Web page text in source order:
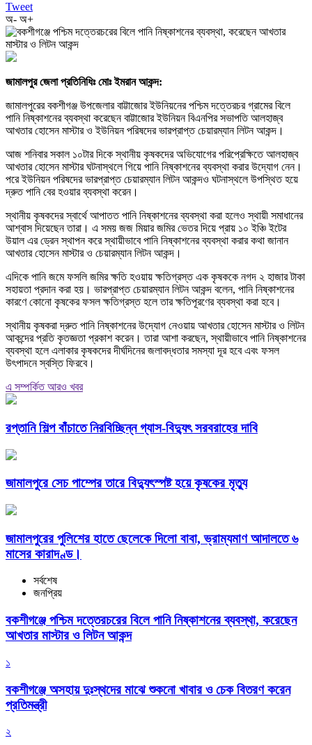
Tweet
অ- অ+
জামালপুর জেলা প্রতিনিধিঃ মোঃ ইমরান আকন্দ:
জামালপুরের বকশীগঞ্জ উপজেলার বাট্টাজোর ইউনিয়নের পশ্চিম দত্তেরচর গ্রামের বিলে
পানি নিষ্কাশনের ব্যবস্থা করেছেন বাট্টাজোর ইউনিয়ন বিএনপির সভাপতি আলহাজ্ব
আখতার হোসেন মাস্টার ও ইউনিয়ন পরিষদের ভারপ্রাপ্ত চেয়ারম্যান লিটন আকন্দ।
আজ শনিবার সকাল ১০টার দিকে স্থানীয় কৃষকদের অভিযোগের পরিপ্রেক্ষিতে আলহাজ্ব
আখতার হোসেন মাস্টার ঘটনাস্থলে গিয়ে পানি নিষ্কাশনের ব্যবস্থা করার উদ্যোগ নেন।
পরে ইউনিয়ন পরিষদের ভারপ্রাপ্ত চেয়ারম্যান লিটন আকন্দও ঘটনাস্থলে উপস্থিত হয়ে
দ্রুত পানি বের হওয়ার ব্যবস্থা করেন।
স্থানীয় কৃষকদের স্বার্থে আপাতত পানি নিষ্কাশনের ব্যবস্থা করা হলেও স্থায়ী সমাধানের
আশ্বাস দিয়েছেন তারা। এ সময় জজ মিয়ার জমির ভেতর দিয়ে প্রায় ১০ ইঞ্চি ইটের
উয়াল এর ড্রেন স্থাপন করে স্থায়ীভাবে পানি নিষ্কাশনের ব্যবস্থা করার কথা জানান
আখতার হোসেন মাস্টার ও চেয়ারম্যান লিটন আকন্দ।
এদিকে পানি জমে ফসলি জমির ক্ষতি হওয়ায় ক্ষতিগ্রস্ত এক কৃষককে নগদ ২ হাজার টাকা
সহায়তা প্রদান করা হয়। ভারপ্রাপ্ত চেয়ারম্যান লিটন আকন্দ বলেন, পানি নিষ্কাশনের
কারণে কোনো কৃষকের ফসল ক্ষতিগ্রস্ত হলে তার ক্ষতিপূরণের ব্যবস্থা করা হবে।
স্থানীয় কৃষকরা দ্রুত পানি নিষ্কাশনের উদ্যোগ নেওয়ায় আখতার হোসেন মাস্টার ও লিটন
আকন্দের প্রতি কৃতজ্ঞতা প্রকাশ করেন। তারা আশা করছেন, স্থায়ীভাবে পানি নিষ্কাশনের
ব্যবস্থা হলে এলাকার কৃষকদের দীর্ঘদিনের জলাবদ্ধতার সমস্যা দূর হবে এবং ফসল
উৎপাদনে স্বস্তি ফিরবে।
এ সম্পর্কিত আরও খবর
রপ্তানি শিল্প বাঁচাতে নিরবিচ্ছিন্ন গ্যাস-বিদ্যুৎ সরবরাহের দাবি
জামালপুরে সেচ পাম্পের তারে বিদ্যুৎস্পষ্ট হয়ে কৃষকের মৃত্যু
জামালপুরের পুলিশের হাতে ছেলেকে দিলো বাবা, ভ্রাম্যমাণ আদালতে ৬
মাসের কারাদণ্ড।
সর্বশেষ
জনপ্রিয়
বকশীগঞ্জে পশ্চিম দত্তেরচরের বিলে পানি নিষ্কাশনের ব্যবস্থা, করেছেন
আখতার মাস্টার ও লিটন আকন্দ
১
বকশীগঞ্জে অসহায় দুঃস্থদের মাঝে শুকনো খাবার ও চেক বিতরণ করেন
প্রতিমন্ত্রী
২